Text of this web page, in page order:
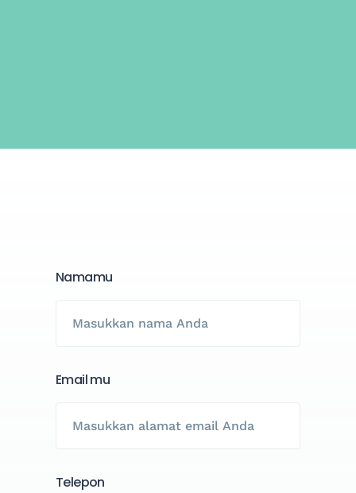
Namamu
Email mu
Telepon